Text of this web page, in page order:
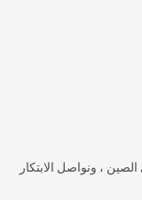
، ونواصل الابتكار